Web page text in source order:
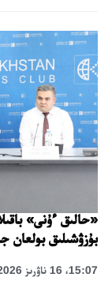
«حالىق ءۇنى»
بۇزۋشىلىق بولعان
15:07، 16 ناۋرىز 2026